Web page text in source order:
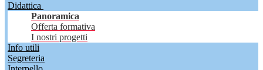
Didattica
Panoramica
Offerta formativa
I nostri progetti
Info utili
Segreteria